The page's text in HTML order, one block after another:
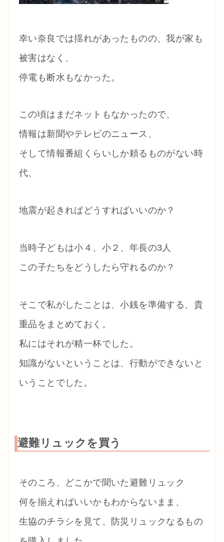
幸い奈良では揺れがあったものの、我が家も
被害はなく、
停電も断水もなかった。
この頃はまだネットもなかったので、
情報は新聞やテレビのニュース、
そして情報番組くらいしか頼るものがない時
代、
地震が起きればどうすればいいのか？
当時子どもは小４、小２、年長の3人
この子たちをどうしたら守れるのか？
そこで私がしたことは、小銭を準備する、貴
重品をまとめておく。
私にはそれが精一杯でした。
知識がないということは、行動ができないと
いうことでした。
避難リュックを買う
そのころ、どこかで聞いた避難リュック
何を揃えればいいかもわからないまま、
生協のチラシを見て、防災リュックなるもの